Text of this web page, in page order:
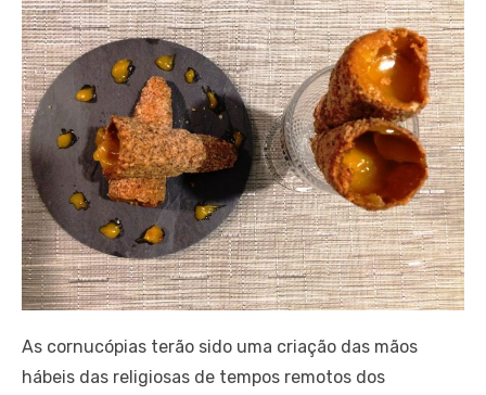
As cornucópias terão sido uma criação das mãos
hábeis das religiosas de tempos remotos dos